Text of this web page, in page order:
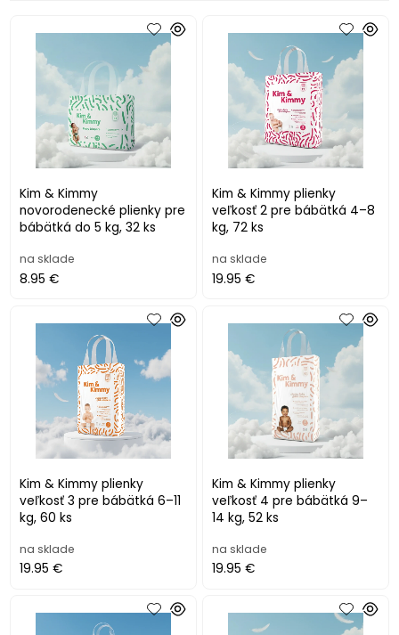
Kim & Kimmy
novorodenecké plienky pre
bábätká do 5 kg, 32 ks
na sklade
8.95 €
Kim & Kimmy plienky
veľkosť 2 pre bábätká 4–8
kg, 72 ks
na sklade
19.95 €
Kim & Kimmy plienky
veľkosť 3 pre bábätká 6–11
kg, 60 ks
na sklade
19.95 €
Kim & Kimmy plienky
veľkosť 4 pre bábätká 9–
14 kg, 52 ks
na sklade
19.95 €